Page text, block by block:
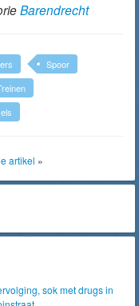
Barendrecht
Spoor
artikel »
sok met drugs in